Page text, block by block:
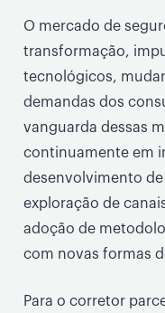
O mercado de
transformação,
tecnológicos,
demandas dos
vanguarda dessas
continuamente em
desenvolvimento
exploração de
adoção de
com novas formas
Para o corretor